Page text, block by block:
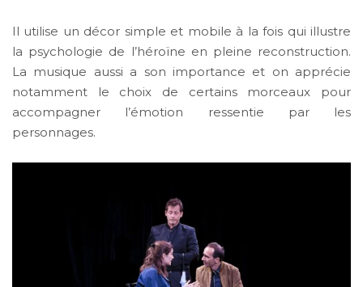
Il utilise un décor simple et mobile à la fois qui illustre
la psychologie de l’héroïne en pleine reconstruction.
La musique aussi a son importance et on apprécie
notamment le choix de certains morceaux pour
accompagner l’émotion ressentie par les
personnages.